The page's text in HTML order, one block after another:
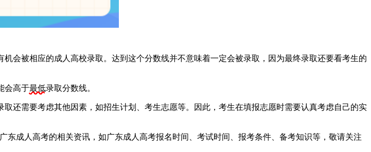
会被相应的成人高校录取。达到这个分数线并不意味着一定会被录取，因为最终录取还要看考生的
会高于最低录取分数线。
还需要考虑其他因素，如招生计划、考生志愿等。因此，考生在填报志愿时需要认真考虑自己的实
东成人高考的相关资讯，如广东成人高考报名时间、考试时间、报考条件、备考知识等，敬请关注